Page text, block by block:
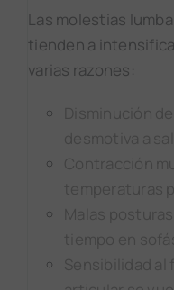
Las molestias
tienden a
varias razones: